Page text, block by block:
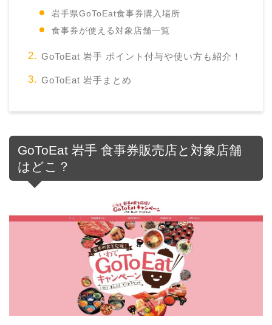
岩手県GoToEat食事券購入場所
食事券が使える対象店舗一覧
GoToEat 岩手 ポイント付与や使い方も紹介！
GoToEat 岩手まとめ
GoToEat 岩手 食事券販売店と対象店舗
はどこ？